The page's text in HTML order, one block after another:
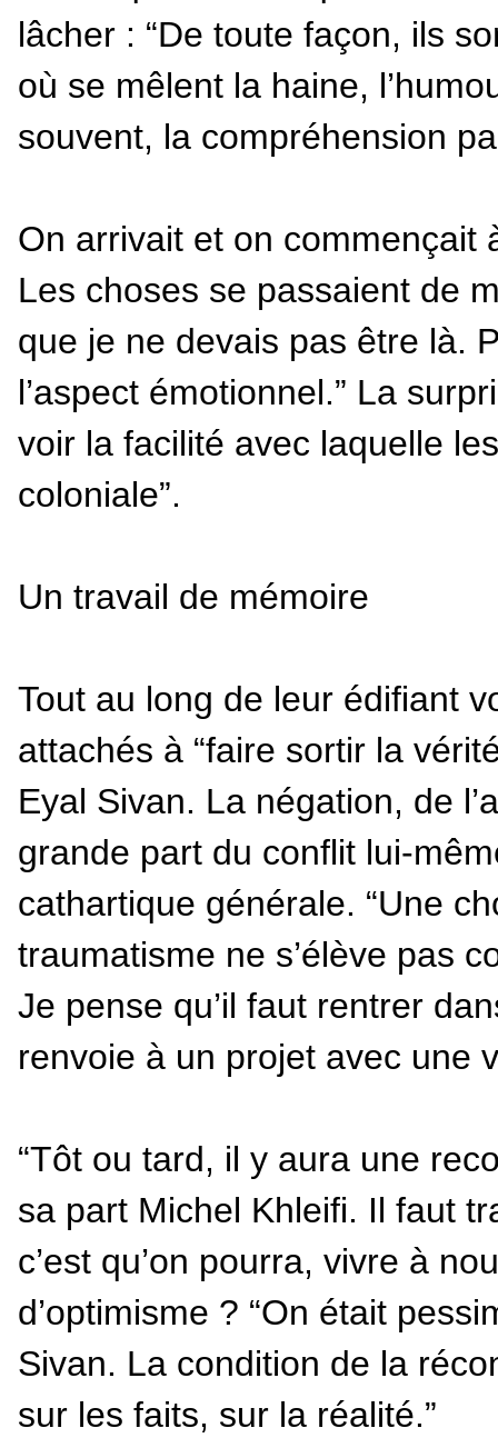
lâcher : “De toute façon, ils
où se mêlent la haine,
souvent, la compréhension
On arrivait et on commençait
Les choses se passaient de
que je ne devais pas être là.
l’aspect émotionnel.” La
voir la facilité avec laquelle
coloniale”.
Un travail de mémoire
Tout au long de leur édifiant
attachés à “faire sortir la
Eyal Sivan. La négation, de
grande part du conflit lui-
cathartique générale. “Une
traumatisme ne s’élève pas
Je pense qu’il faut rentrer
renvoie à un projet avec une
“Tôt ou tard, il y aura une
sa part Michel Khleifi. Il faut
c’est qu’on pourra, vivre à
d’optimisme ? “On était
Sivan. La condition de la
sur les faits, sur la réalité.”